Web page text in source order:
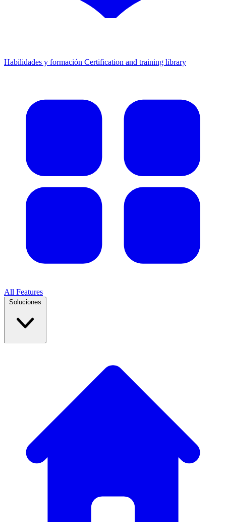
Habilidades y formación Certification and training library
All Features